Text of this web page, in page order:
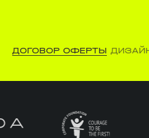
ДОГОВОР ОФЕРТЫ ДИЗАЙН